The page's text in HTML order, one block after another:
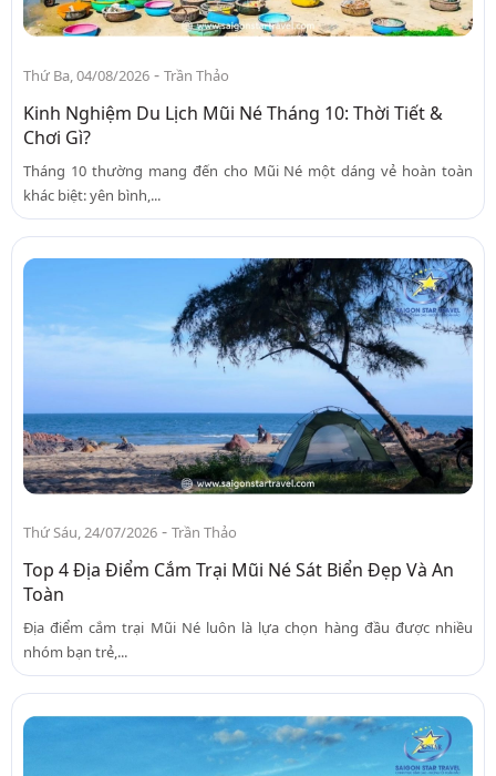
Thứ Ba, 04/08/2026 - Trần Thảo
Kinh Nghiệm Du Lịch Mũi Né Tháng 10: Thời Tiết &
Chơi Gì?
Tháng 10 thường mang đến cho Mũi Né một dáng vẻ hoàn toàn
khác biệt: yên bình,...
Thứ Sáu, 24/07/2026 - Trần Thảo
Top 4 Địa Điểm Cắm Trại Mũi Né Sát Biển Đẹp Và An
Toàn
Địa điểm cắm trại Mũi Né luôn là lựa chọn hàng đầu được nhiều
nhóm bạn trẻ,...